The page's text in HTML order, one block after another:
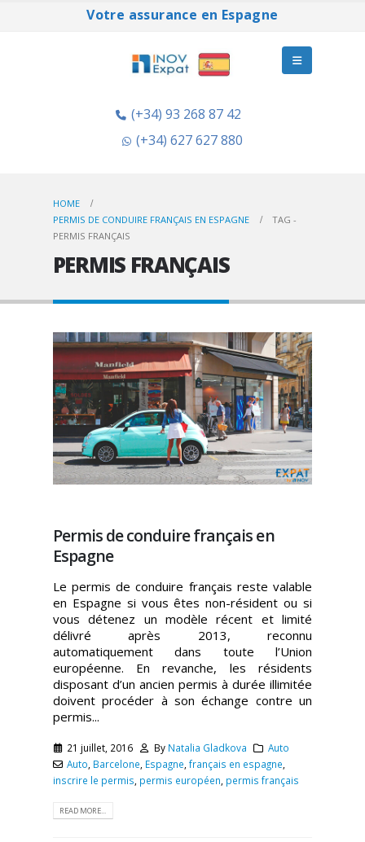
Votre assurance en Espagne
(+34) 93 268 87 42
(+34) 627 627 880
HOME
PERMIS DE CONDUIRE FRANÇAIS EN ESPAGNE
TAG -
PERMIS FRANÇAIS
PERMIS FRANÇAIS
Permis de conduire français en
Espagne
Le permis de conduire français reste valable
en Espagne si vous êtes non-résident ou si
vous détenez un modèle récent et limité
délivré après 2013, reconnu
automatiquement dans toute l’Union
européenne. En revanche, les résidents
disposant d’un ancien permis à durée illimitée
doivent procéder à son échange contre un
permis...
21 juillet, 2016 By Natalia Gladkova
Auto
Auto, Barcelone, Espagne,français en espagne,
inscrire le permis, permis européen, permis français
READ MORE...